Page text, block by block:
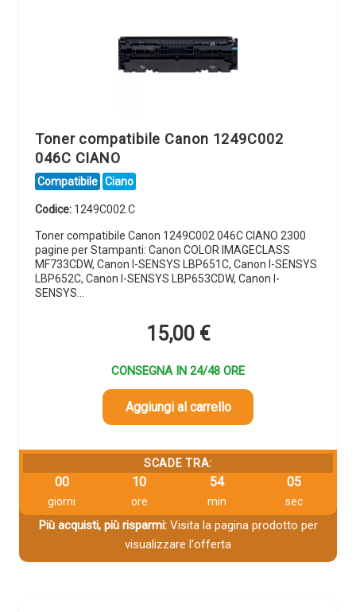
Toner compatibile Canon 1249C002
046C CIANO
Compatibile Ciano
Codice: 1249C002.C
Toner compatibile Canon 1249C002 046C CIANO 2300
pagine per Stampanti: Canon COLOR IMAGECLASS
MF733CDW, Canon I-SENSYS LBP651C, Canon I-SENSYS
LBP652C, Canon I-SENSYS LBP653CDW, Canon I-
SENSYS…
15,00 €
CONSEGNA IN 24/48 ORE
Aggiungi al carrello
SCADE TRA:
00
giorni
10
ore
54
min
04
sec
Più acquisti, più risparmi:Visita la pagina prodotto per
visualizzare l'offerta